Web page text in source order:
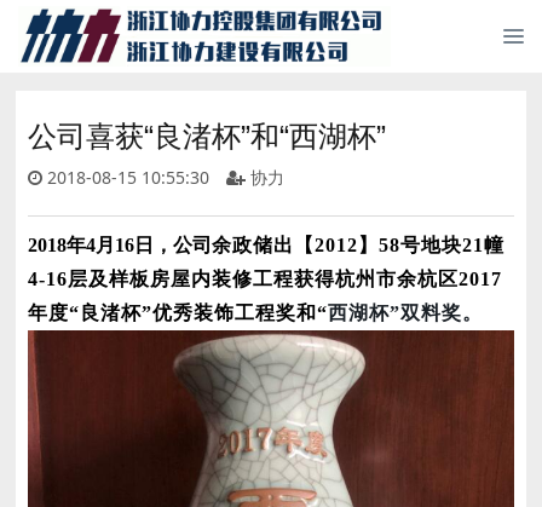
公司喜获“良渚杯”和“西湖杯”
2018-08-15 10:55:30 协力
2018年4月 16 日，公司余政储出【2012】58号地块21幢
4-16层及样板房屋内装修工程获得杭州市余杭区2017
年度“良渚杯”优秀装饰工程奖和“西湖杯”双料奖。